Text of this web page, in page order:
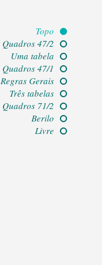
Topo
Quadros 47/2
Uma tabela
Quadros 47/1
Regras Gerais
Três tabelas
Quadros 71/2
Berilo
Livre